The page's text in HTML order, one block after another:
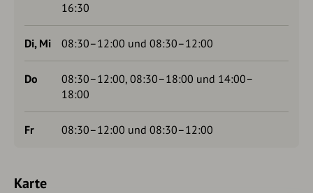
16:30
Di, Mi 08:30–12:00 und 08:30–12:00
Do
08:30–12:00, 08:30–18:00 und 14:00–
18:00
Fr 08:30–12:00 und 08:30–12:00
Karte